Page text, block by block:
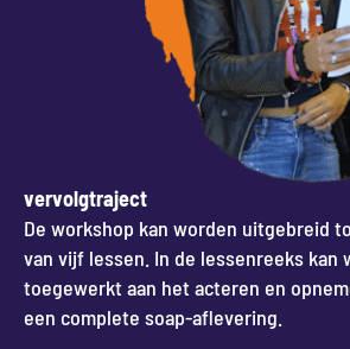
vervolgtraject
De workshop kan worden uitgebreid
van vijf lessen. In de lessenreeks kan
toegewerkt aan het acteren en
een complete soap-aflevering.